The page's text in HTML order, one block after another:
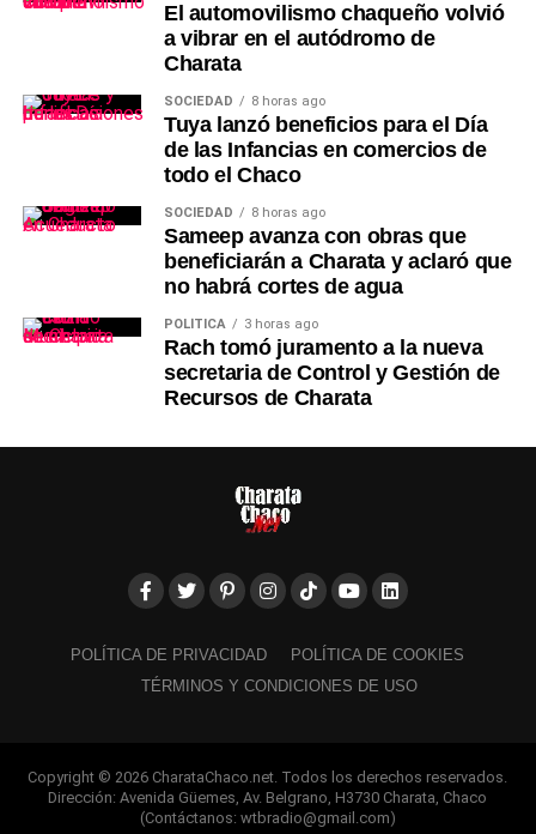
El automovilismo chaqueño volvió
a vibrar en el autódromo de
Charata
SOCIEDAD 8 horas ago
Tuya lanzó beneficios para el Día
de las Infancias en comercios de
todo el Chaco
SOCIEDAD 8 horas ago
Sameep avanza con obras que
beneficiarán a Charata y aclaró que
no habrá cortes de agua
POLÍTICA 3 horas ago
Rach tomó juramento a la nueva
secretaria de Control y Gestión de
Recursos de Charata
POLÍTICA DE PRIVACIDAD
POLÍTICA DE COOKIES
TÉRMINOS Y CONDICIONES DE USO
Copyright © 2026 CharataChaco.net. Todos los derechos reservados.
Dirección: Avenida Güemes, Av. Belgrano, H3730 Charata, Chaco
(Contáctanos: wtbradio@gmail.com)